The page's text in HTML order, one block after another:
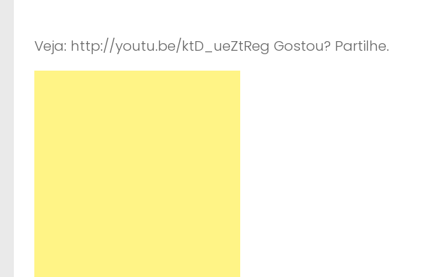
Veja: http://youtu.be/ktD_ueZtReg Gostou? Partilhe.